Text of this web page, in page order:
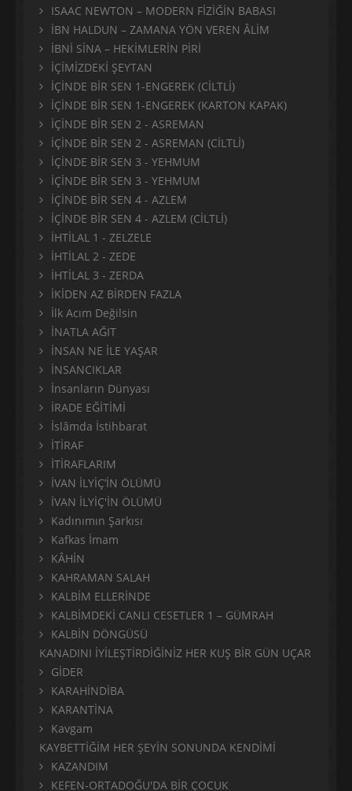
ISAAC NEWTON – MODERN FİZİĞİN BABASI
İBN HALDUN – ZAMANA YÖN VEREN ÂLİM
İBNİ SİNA – HEKİMLERİN PİRİ
İÇİMİZDEKİ ŞEYTAN
İÇİNDE BİR SEN 1-ENGEREK (CİLTLİ)
İÇİNDE BİR SEN 1-ENGEREK (KARTON KAPAK)
İÇİNDE BİR SEN 2 - ASREMAN
İÇİNDE BİR SEN 2 - ASREMAN (CİLTLİ)
İÇİNDE BİR SEN 3 - YEHMUM
İÇİNDE BİR SEN 3 - YEHMUM
İÇİNDE BİR SEN 4 - AZLEM
İÇİNDE BİR SEN 4 - AZLEM (CİLTLİ)
İHTİLAL 1 - ZELZELE
İHTİLAL 2 - ZEDE
İHTİLAL 3 - ZERDA
İKİDEN AZ BİRDEN FAZLA
İlk Acım Değilsin
İNATLA AĞIT
İNSAN NE İLE YAŞAR
İNSANCIKLAR
İnsanların Dünyası
İRADE EĞİTİMİ
İslâmda İstihbarat
İTİRAF
İTİRAFLARIM
İVAN İLYİÇ’İN ÖLÜMÜ
İVAN İLYİÇ'İN ÖLÜMÜ
Kadınımın Şarkısı
Kafkas İmam
KÂHİN
KAHRAMAN SALAH
KALBİM ELLERİNDE
KALBİMDEKİ CANLI CESETLER 1 – GÜMRAH
KALBİN DÖNGÜSÜ
KANADINI İYİLEŞTİRDİĞİNİZ HER KUŞ BİR GÜN UÇAR
GİDER
KARAHİNDİBA
KARANTİNA
Kavgam
KAYBETTİĞİM HER ŞEYİN SONUNDA KENDİMİ
KAZANDIM
KEFEN-ORTADOĞU'DA BİR ÇOCUK